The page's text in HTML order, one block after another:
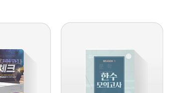
략 설명회